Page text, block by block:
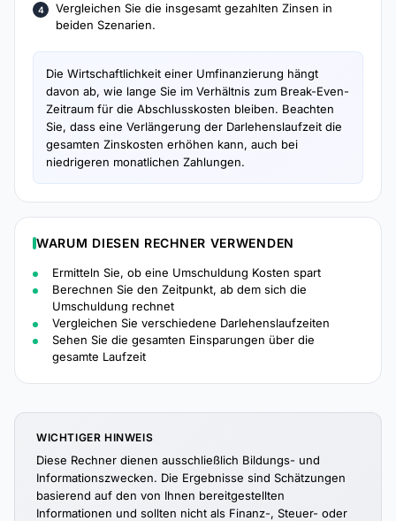
Vergleichen Sie die insgesamt gezahlten Zinsen in
beiden Szenarien.
Die Wirtschaftlichkeit einer Umfinanzierung hängt
davon ab, wie lange Sie im Verhältnis zum Break-Even-
Zeitraum für die Abschlusskosten bleiben. Beachten
Sie, dass eine Verlängerung der Darlehenslaufzeit die
gesamten Zinskosten erhöhen kann, auch bei
niedrigeren monatlichen Zahlungen.
WARUM DIESEN RECHNER VERWENDEN
Ermitteln Sie, ob eine Umschuldung Kosten spart
Berechnen Sie den Zeitpunkt, ab dem sich die
Umschuldung rechnet
Vergleichen Sie verschiedene Darlehenslaufzeiten
Sehen Sie die gesamten Einsparungen über die
gesamte Laufzeit
WICHTIGER HINWEIS
Diese Rechner dienen ausschließlich Bildungs- und
Informationszwecken. Die Ergebnisse sind Schätzungen
basierend auf den von Ihnen bereitgestellten
Informationen und sollten nicht als Finanz-, Steuer- oder